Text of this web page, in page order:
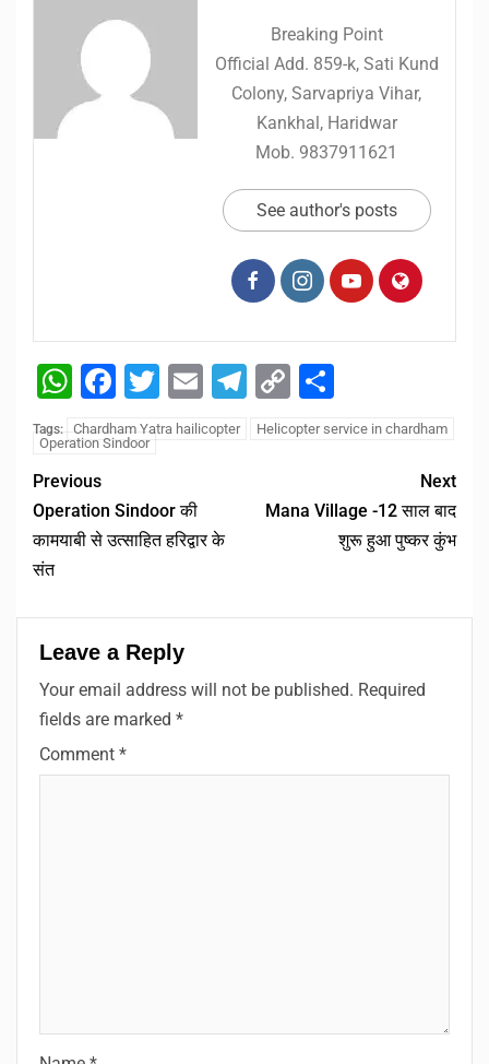
Breaking Point
Official Add. 859-k, Sati Kund
Colony, Sarvapriya Vihar,
Kankhal, Haridwar
Mob. 9837911621
See author's posts
WhatsApp
Facebook
Twitter
EmailTelegram
Copy
Link
Tags: Chardham Yatra hailicopter
Helicopter service in chardham
Operation Sindoor
Previous
Operation Sindoor की
कामयाबी से उत्साहित हरिद्वार के
संत
Next
Mana Village -12 साल बाद
शुरू हुआ पुष्कर कुंभ
Leave a Reply
Your email address will not be published. Required
fields are marked *
Comment *